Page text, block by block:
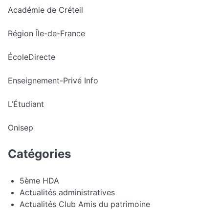
Académie de Créteil
Région Île-de-France
ÉcoleDirecte
Enseignement-Privé Info
L’Étudiant
Onisep
Catégories
5ème HDA
Actualités administratives
Actualités Club Amis du patrimoine